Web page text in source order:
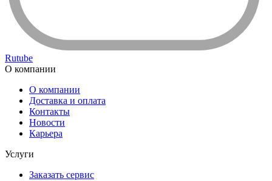
Rutube
О компании
О компании
Доставка и оплата
Контакты
Новости
Карьера
Услуги
Заказать сервис